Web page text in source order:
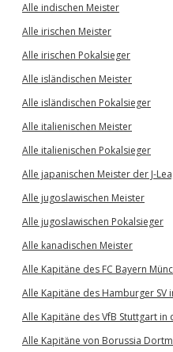
Alle indischen Meister
Alle irischen Meister
Alle irischen Pokalsieger
Alle isländischen Meister
Alle isländischen Pokalsieger
Alle italienischen Meister
Alle italienischen Pokalsieger
Alle japanischen Meister der J-
Alle jugoslawischen Meister
Alle jugoslawischen Pokalsieger
Alle kanadischen Meister
Alle Kapitäne des FC Bayern
Alle Kapitäne des Hamburger SV
Alle Kapitäne des VfB Stuttgart in
Alle Kapitäne von Borussia